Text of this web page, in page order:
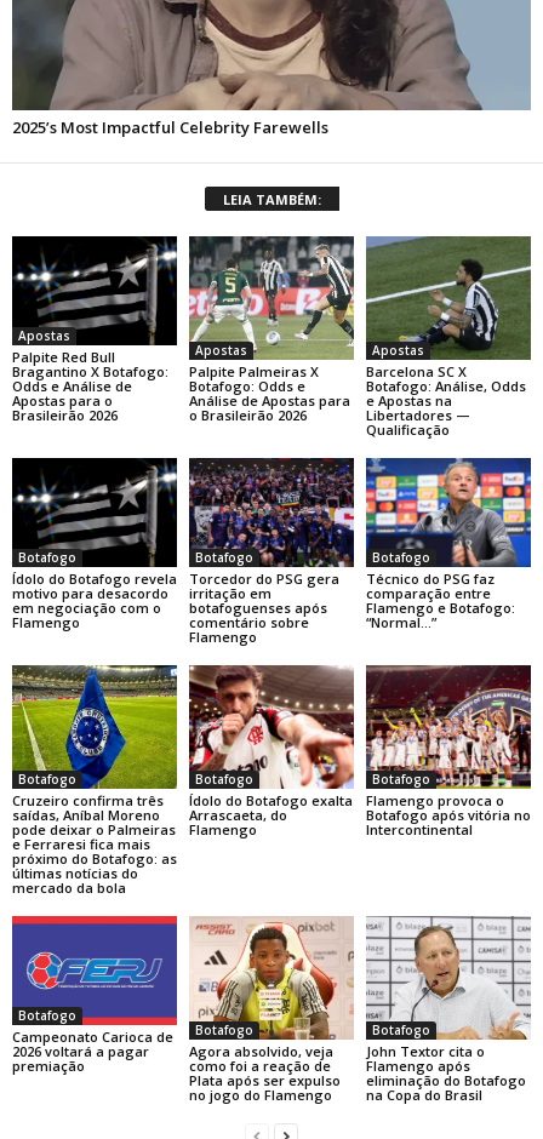
LEIA TAMBÉM:
Apostas
Palpite Red Bull
Bragantino X Botafogo:
Odds e Análise de
Apostas para o
Brasileirão 2026
Apostas
Palpite Palmeiras X
Botafogo: Odds e
Análise de Apostas para
o Brasileirão 2026
Apostas
Barcelona SC X
Botafogo: Análise, Odds
e Apostas na
Libertadores —
Qualificação
Botafogo
Ídolo do Botafogo revela
motivo para desacordo
em negociação com o
Flamengo
Botafogo
Torcedor do PSG gera
irritação em
botafoguenses após
comentário sobre
Flamengo
Botafogo
Técnico do PSG faz
comparação entre
Flamengo e Botafogo:
“Normal…”
Botafogo
Cruzeiro confirma três
saídas, Aníbal Moreno
pode deixar o Palmeiras
e Ferraresi fica mais
próximo do Botafogo: as
últimas notícias do
mercado da bola
Botafogo
Ídolo do Botafogo exalta
Arrascaeta, do
Flamengo
Botafogo
Flamengo provoca o
Botafogo após vitória no
Intercontinental
Botafogo
Campeonato Carioca de
2026 voltará a pagar
premiação
Botafogo
Agora absolvido, veja
como foi a reação de
Plata após ser expulso
no jogo do Flamengo
Botafogo
John Textor cita o
Flamengo após
eliminação do Botafogo
na Copa do Brasil